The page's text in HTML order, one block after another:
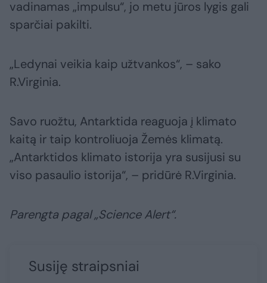
vadinamas „impulsu“, jo metu jūros lygis gali
sparčiai pakilti.
„Ledynai veikia kaip užtvankos“, – sako
R.Virginia.
Savo ruožtu, Antarktida reaguoja į klimato
kaitą ir taip kontroliuoja Žemės klimatą.
„Antarktidos klimato istorija yra susijusi su
viso pasaulio istorija“, – pridūrė R.Virginia.
Parengta pagal „Science Alert“.
Susiję straipsniai